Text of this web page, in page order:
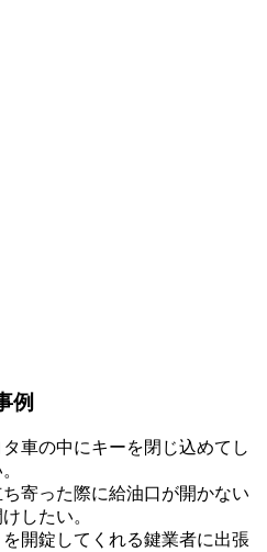
例
車の中にキーを閉じ込めてし
寄った際に給油口が開かない
したい。
開錠してくれる鍵業者に出張